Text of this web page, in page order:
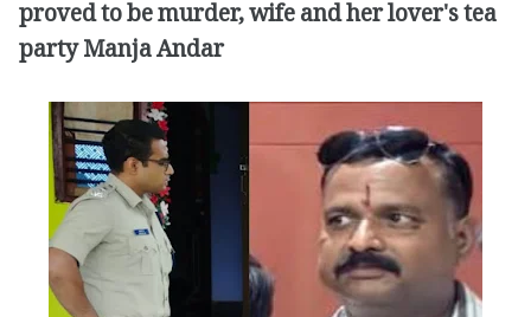
proved to be murder, wife and her lover's tea
party Manja Andar